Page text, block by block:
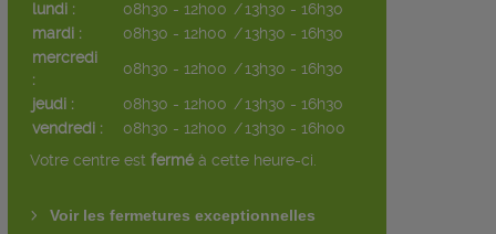
lundi : 08h30 - 12h00 /13h30 - 16h30
mardi :
08h30 - 12h00 /13h30 - 16h30
mercredi
:
08h30 - 12h00 /13h30 - 16h30
jeudi :
08h30 - 12h00 /13h30 - 16h30
vendredi :
08h30 - 12h00 /13h30 - 16h00
Votre centre est fermé à cette heure-ci.
Voir les fermetures exceptionnelles